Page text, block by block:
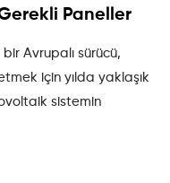
Paneller
Avrupalı sürücü,
için yılda yaklaşık
sistemin